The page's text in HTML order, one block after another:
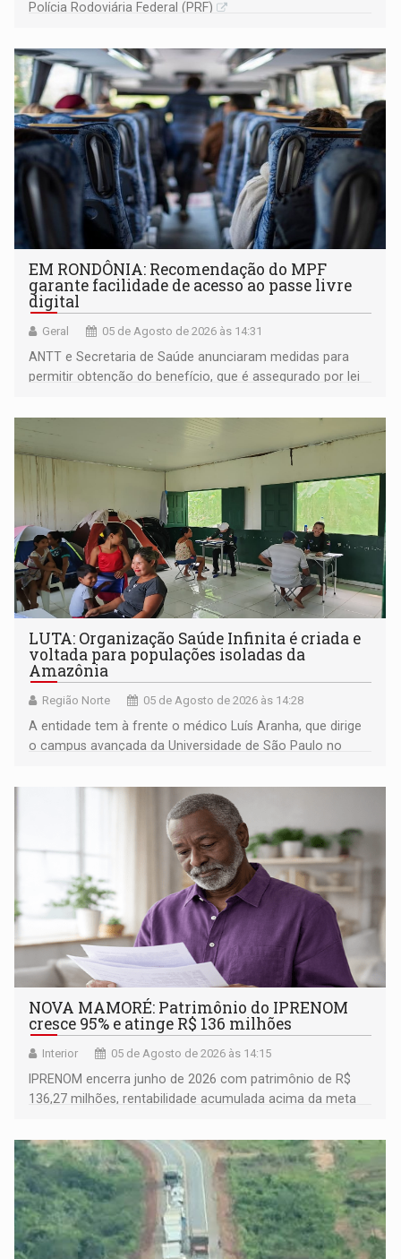
Polícia Rodoviária Federal (PRF)
EM RONDÔNIA: Recomendação do MPF
garante facilidade de acesso ao passe livre
digital
Geral 05 de Agosto de 2026 às 14:31
ANTT e Secretaria de Saúde anunciaram medidas para
permitir obtenção do benefício, que é assegurado por lei
LUTA: Organização Saúde Infinita é criada e
voltada para populações isoladas da
Amazônia
Região Norte 05 de Agosto de 2026 às 14:28
A entidade tem à frente o médico Luís Aranha, que dirige
o campus avançada da Universidade de São Paulo no
NOVA MAMORÉ: Patrimônio do IPRENOM
cresce 95% e atinge R$ 136 milhões
Interior 05 de Agosto de 2026 às 14:15
IPRENOM encerra junho de 2026 com patrimônio de R$
136,27 milhões, rentabilidade acumulada acima da meta